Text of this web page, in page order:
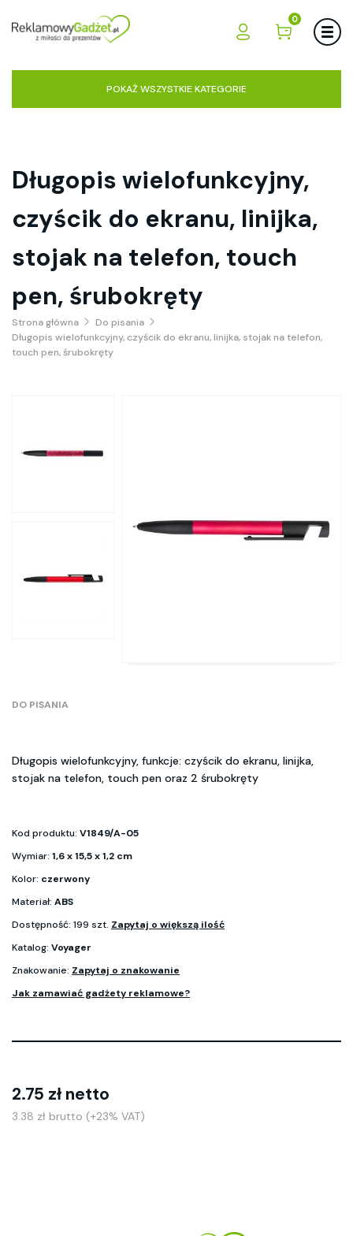
0
POKAŻ WSZYSTKIE KATEGORIE
Długopis wielofunkcyjny,
czyścik do ekranu, linijka,
stojak na telefon, touch
pen, śrubokręty
Strona główna
Do pisania
Długopis wielofunkcyjny, czyścik do ekranu, linijka, stojak na telefon,
touch pen, śrubokręty
DO PISANIA
Długopis wielofunkcyjny, funkcje: czyścik do ekranu, linijka,
stojak na telefon, touch pen oraz 2 śrubokręty
Kod produktu: V1849/A-05
Wymiar: 1,6 x 15,5 x 1,2 cm
Kolor: czerwony
Materiał: ABS
Dostępność: 199 szt. Zapytaj o większą ilość
Katalog: Voyager
Znakowanie: Zapytaj o znakowanie
Jak zamawiać gadżety reklamowe?
2.75 zł netto
3.38 zł brutto (+23% VAT)